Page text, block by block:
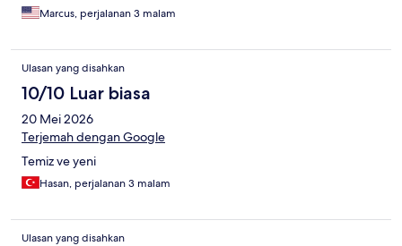
Marcus, perjalanan 3 malam
Ulasan yang disahkan
10/10 Luar biasa
20 Mei 2026
Terjemah dengan Google
Temiz ve yeni
Hasan, perjalanan 3 malam
Ulasan yang disahkan